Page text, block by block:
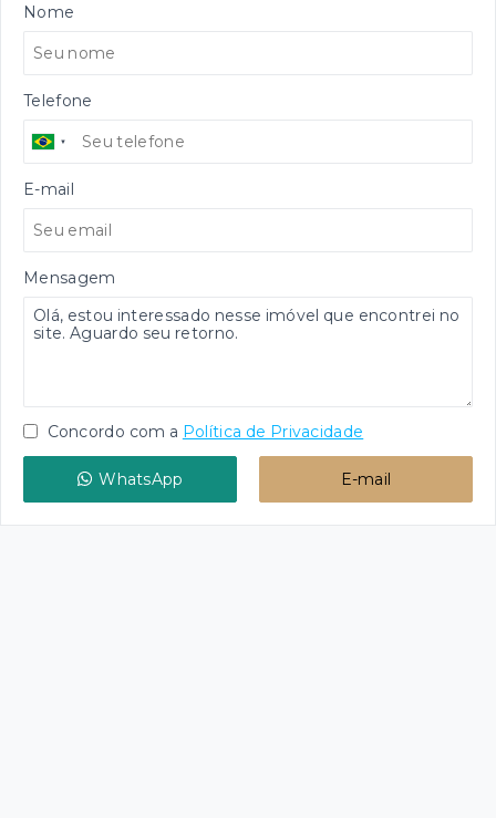
Nome
Telefone
E-mail
Mensagem
Concordo com a Política de Privacidade
WhatsApp E-mail